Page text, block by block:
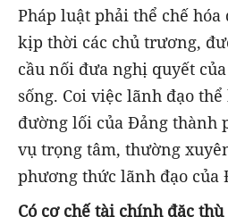
Pháp luật phải thể chế
kịp thời các chủ trương,
cầu nối đưa nghị quyết
sống. Coi việc lãnh đạo
đường lối của Đảng thành
vụ trọng tâm, thường
phương thức lãnh đạo của
Có cơ chế tài chính đặc